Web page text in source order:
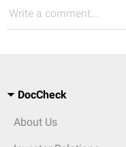
Write a comment...
DocCheck
About Us